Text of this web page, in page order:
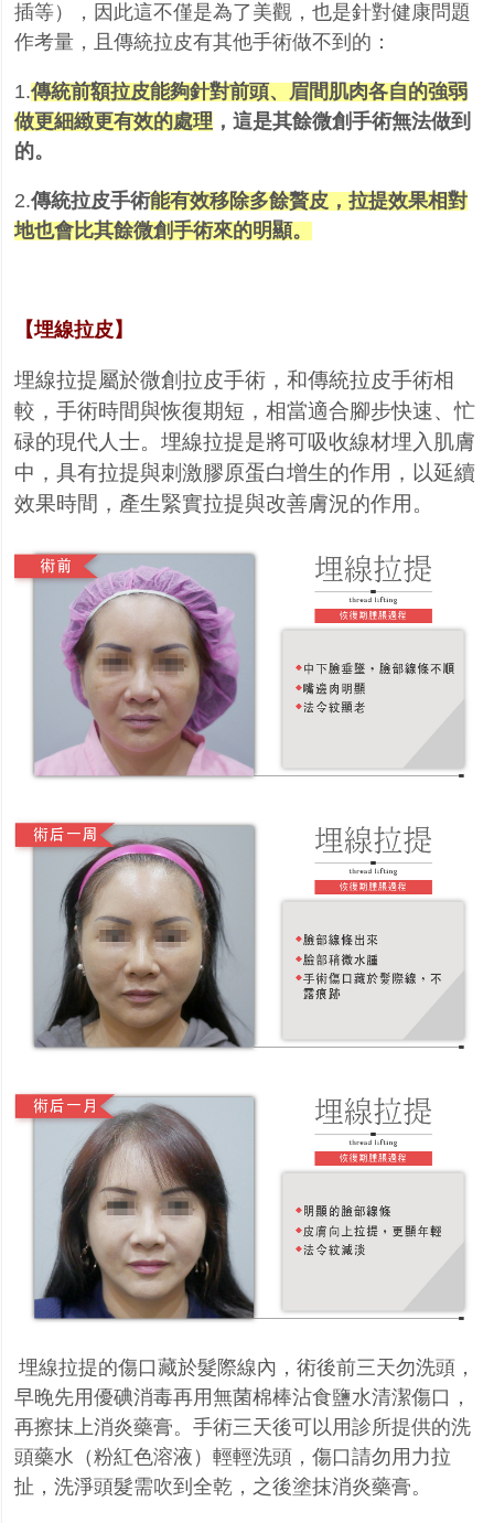
插等），因此這不僅是為了美觀，也是針對健康問題
作考量，且傳統拉皮有其他手術做不到的：
1.傳統前額拉皮能夠針對前頭、眉間肌肉各自的強弱
做更細緻更有效的處理 ，這是其餘微創手術無法做到
的。
2.傳統拉皮手術能有效移除多餘贅皮，拉提效果相對
地也會比其餘微創手術來的明顯。
【埋線拉皮】
埋線拉提屬於微創拉皮手術，和傳統拉皮手術相
較，手術時間與恢復期短，相當適合腳步快速、忙
碌的現代人士。埋線拉提是將可吸收線材埋入肌膚
中，具有拉提與刺激膠原蛋白增生的作用，以延續
效果時間，產生緊實拉提與改善膚況的作用。
埋線拉提的傷口藏於髮際線內，術後前三天勿洗頭，
早晚先用優碘消毒再用無菌棉棒沾食鹽水清潔傷口，
再擦抹上消炎藥膏。手術三天後可以用診所提供的洗
頭藥水（粉紅色溶液）輕輕洗頭，傷口請勿用力拉
扯，洗淨頭髮需吹到全乾，之後塗抹消炎藥膏。